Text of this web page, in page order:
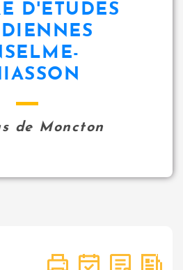
D'ÉTUDES
de Moncton